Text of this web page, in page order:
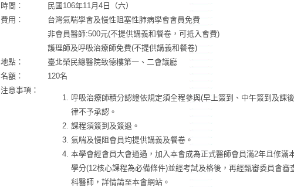
時間︰
民國106年11月4日（六）
費用︰
台灣氣喘學會及慢性阻塞性肺病學會會員免費
非會員醫師:500元(不提供講義和餐卷，可抵入會費)
護理師及呼吸治療師免費(不提供講義和餐卷)
地點：
臺北榮民總醫院致德樓第一、二會議廳
名額︰
120名
注意事項：
呼吸治療師積分認證依規定須全程參與(早上簽到、中午簽到及課
律不予承認。
課程須簽到及簽退。
氣喘及慢阻會員均提供講義及餐卷。
本學會經會員大會通過，加入本會成為正式醫師會員滿2年且修滿
學分(12核心課程為必備條件)並經考試及格後，再經甄審委員會審
科醫師，詳情請至本會網站。